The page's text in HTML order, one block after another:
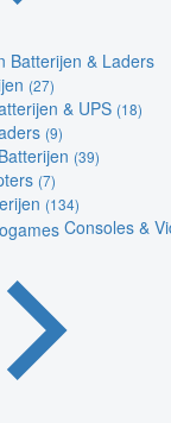
Batterijen & Laders
(27)
& UPS (18)
(9)
(39)
(7)
(134)
Consoles &